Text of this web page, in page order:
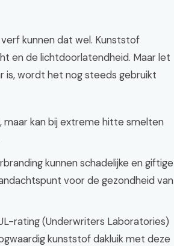
kunnen dat wel. Kunststof
en de lichtdoorlatendheid. Maar let
is, wordt het nog steeds gebruikt
kan bij extreme hitte smelten
kunnen schadelijke en giftige
voor de gezondheid van
rating (Underwriters Laboratories)
kunststof dakluik met deze